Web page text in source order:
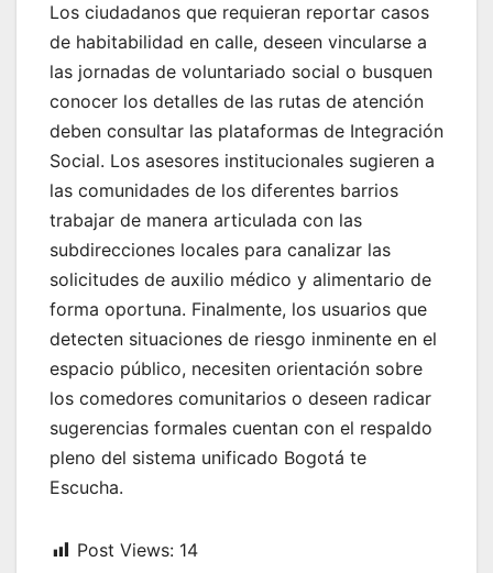
Los ciudadanos que requieran reportar casos
de habitabilidad en calle, deseen vincularse a
las jornadas de voluntariado social o busquen
conocer los detalles de las rutas de atención
deben consultar las plataformas de Integración
Social. Los asesores institucionales sugieren a
las comunidades de los diferentes barrios
trabajar de manera articulada con las
subdirecciones locales para canalizar las
solicitudes de auxilio médico y alimentario de
forma oportuna. Finalmente, los usuarios que
detecten situaciones de riesgo inminente en el
espacio público, necesiten orientación sobre
los comedores comunitarios o deseen radicar
sugerencias formales cuentan con el respaldo
pleno del sistema unificado Bogotá te
Escucha.
Post Views: 14